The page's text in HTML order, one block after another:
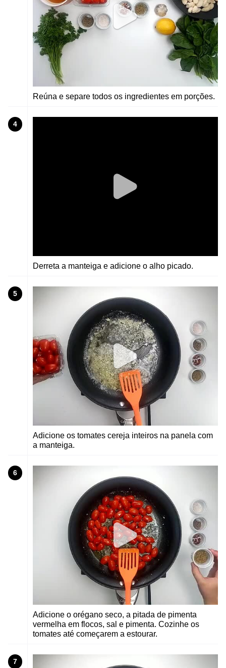
Reúna e separe todos os ingredientes em porções.
4
Derreta a manteiga e adicione o alho picado.
5
Adicione os tomates cereja inteiros na panela com
a manteiga.
6
Adicione o orégano seco, a pitada de pimenta
vermelha em flocos, sal e pimenta. Cozinhe os
tomates até começarem a estourar.
7